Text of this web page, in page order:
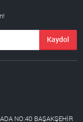
Kaydol
NO:40 BAŞAKŞEHİR